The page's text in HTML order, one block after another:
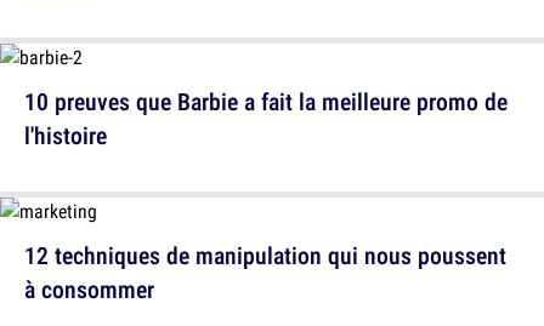
10 preuves que Barbie a fait la meilleure promo de
l'histoire
12 techniques de manipulation qui nous poussent
à consommer